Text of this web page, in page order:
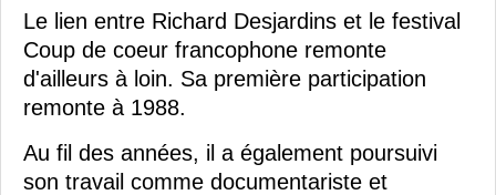
Le lien entre Richard Desjardins et le festival
Coup de coeur francophone remonte
d'ailleurs à loin. Sa première participation
remonte à 1988.
Au fil des années, il a également poursuivi
son travail comme documentariste et